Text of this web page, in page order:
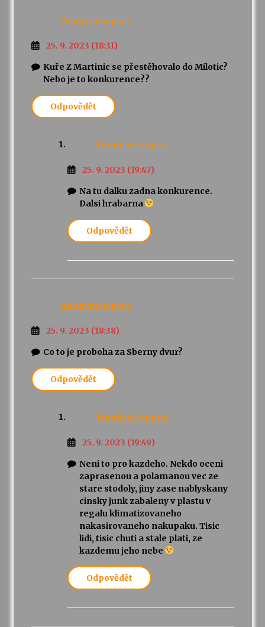
Anonym napsal:
25. 9. 2023 (18:31)
Kuře Z Martinic se přestěhovalo do Milotic?
Nebo je to konkurence??
Odpovědět
frantisek napsal:
25. 9. 2023 (19:47)
Na tu dalku zadna konkurence.
Dalsi hrabarna
Odpovědět
Anonym napsal:
25. 9. 2023 (18:38)
Co to je proboha za Sberny dvur?
Odpovědět
frantisek napsal:
25. 9. 2023 (19:49)
Neni to pro kazdeho. Nekdo oceni
zaprasenou a polamanou vec ze
stare stodoly, jiny zase nablyskany
cinsky junk zabaleny v plastu v
regalu klimatizovaneho
nakasirovaneho nakupaku. Tisic
lidi, tisic chuti a stale plati, ze
kazdemu jeho nebe
Odpovědět